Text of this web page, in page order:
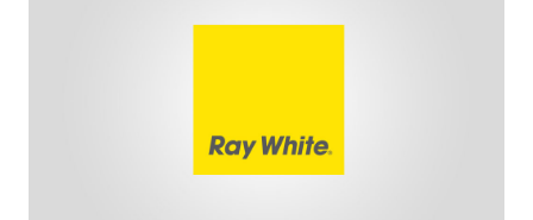
fokus pada harga atau lokasi tanpa memperhatikan